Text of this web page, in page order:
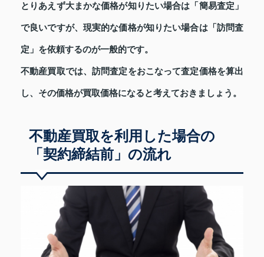
とりあえず大まかな価格が知りたい場合は「簡易査定」
で良いですが、現実的な価格が知りたい場合は「訪問査
定」を依頼するのが一般的です。
不動産買取では、訪問査定をおこなって査定価格を算出
し、その価格が買取価格になると考えておきましょう。
不動産買取を利用した場合の
「契約締結前」の流れ